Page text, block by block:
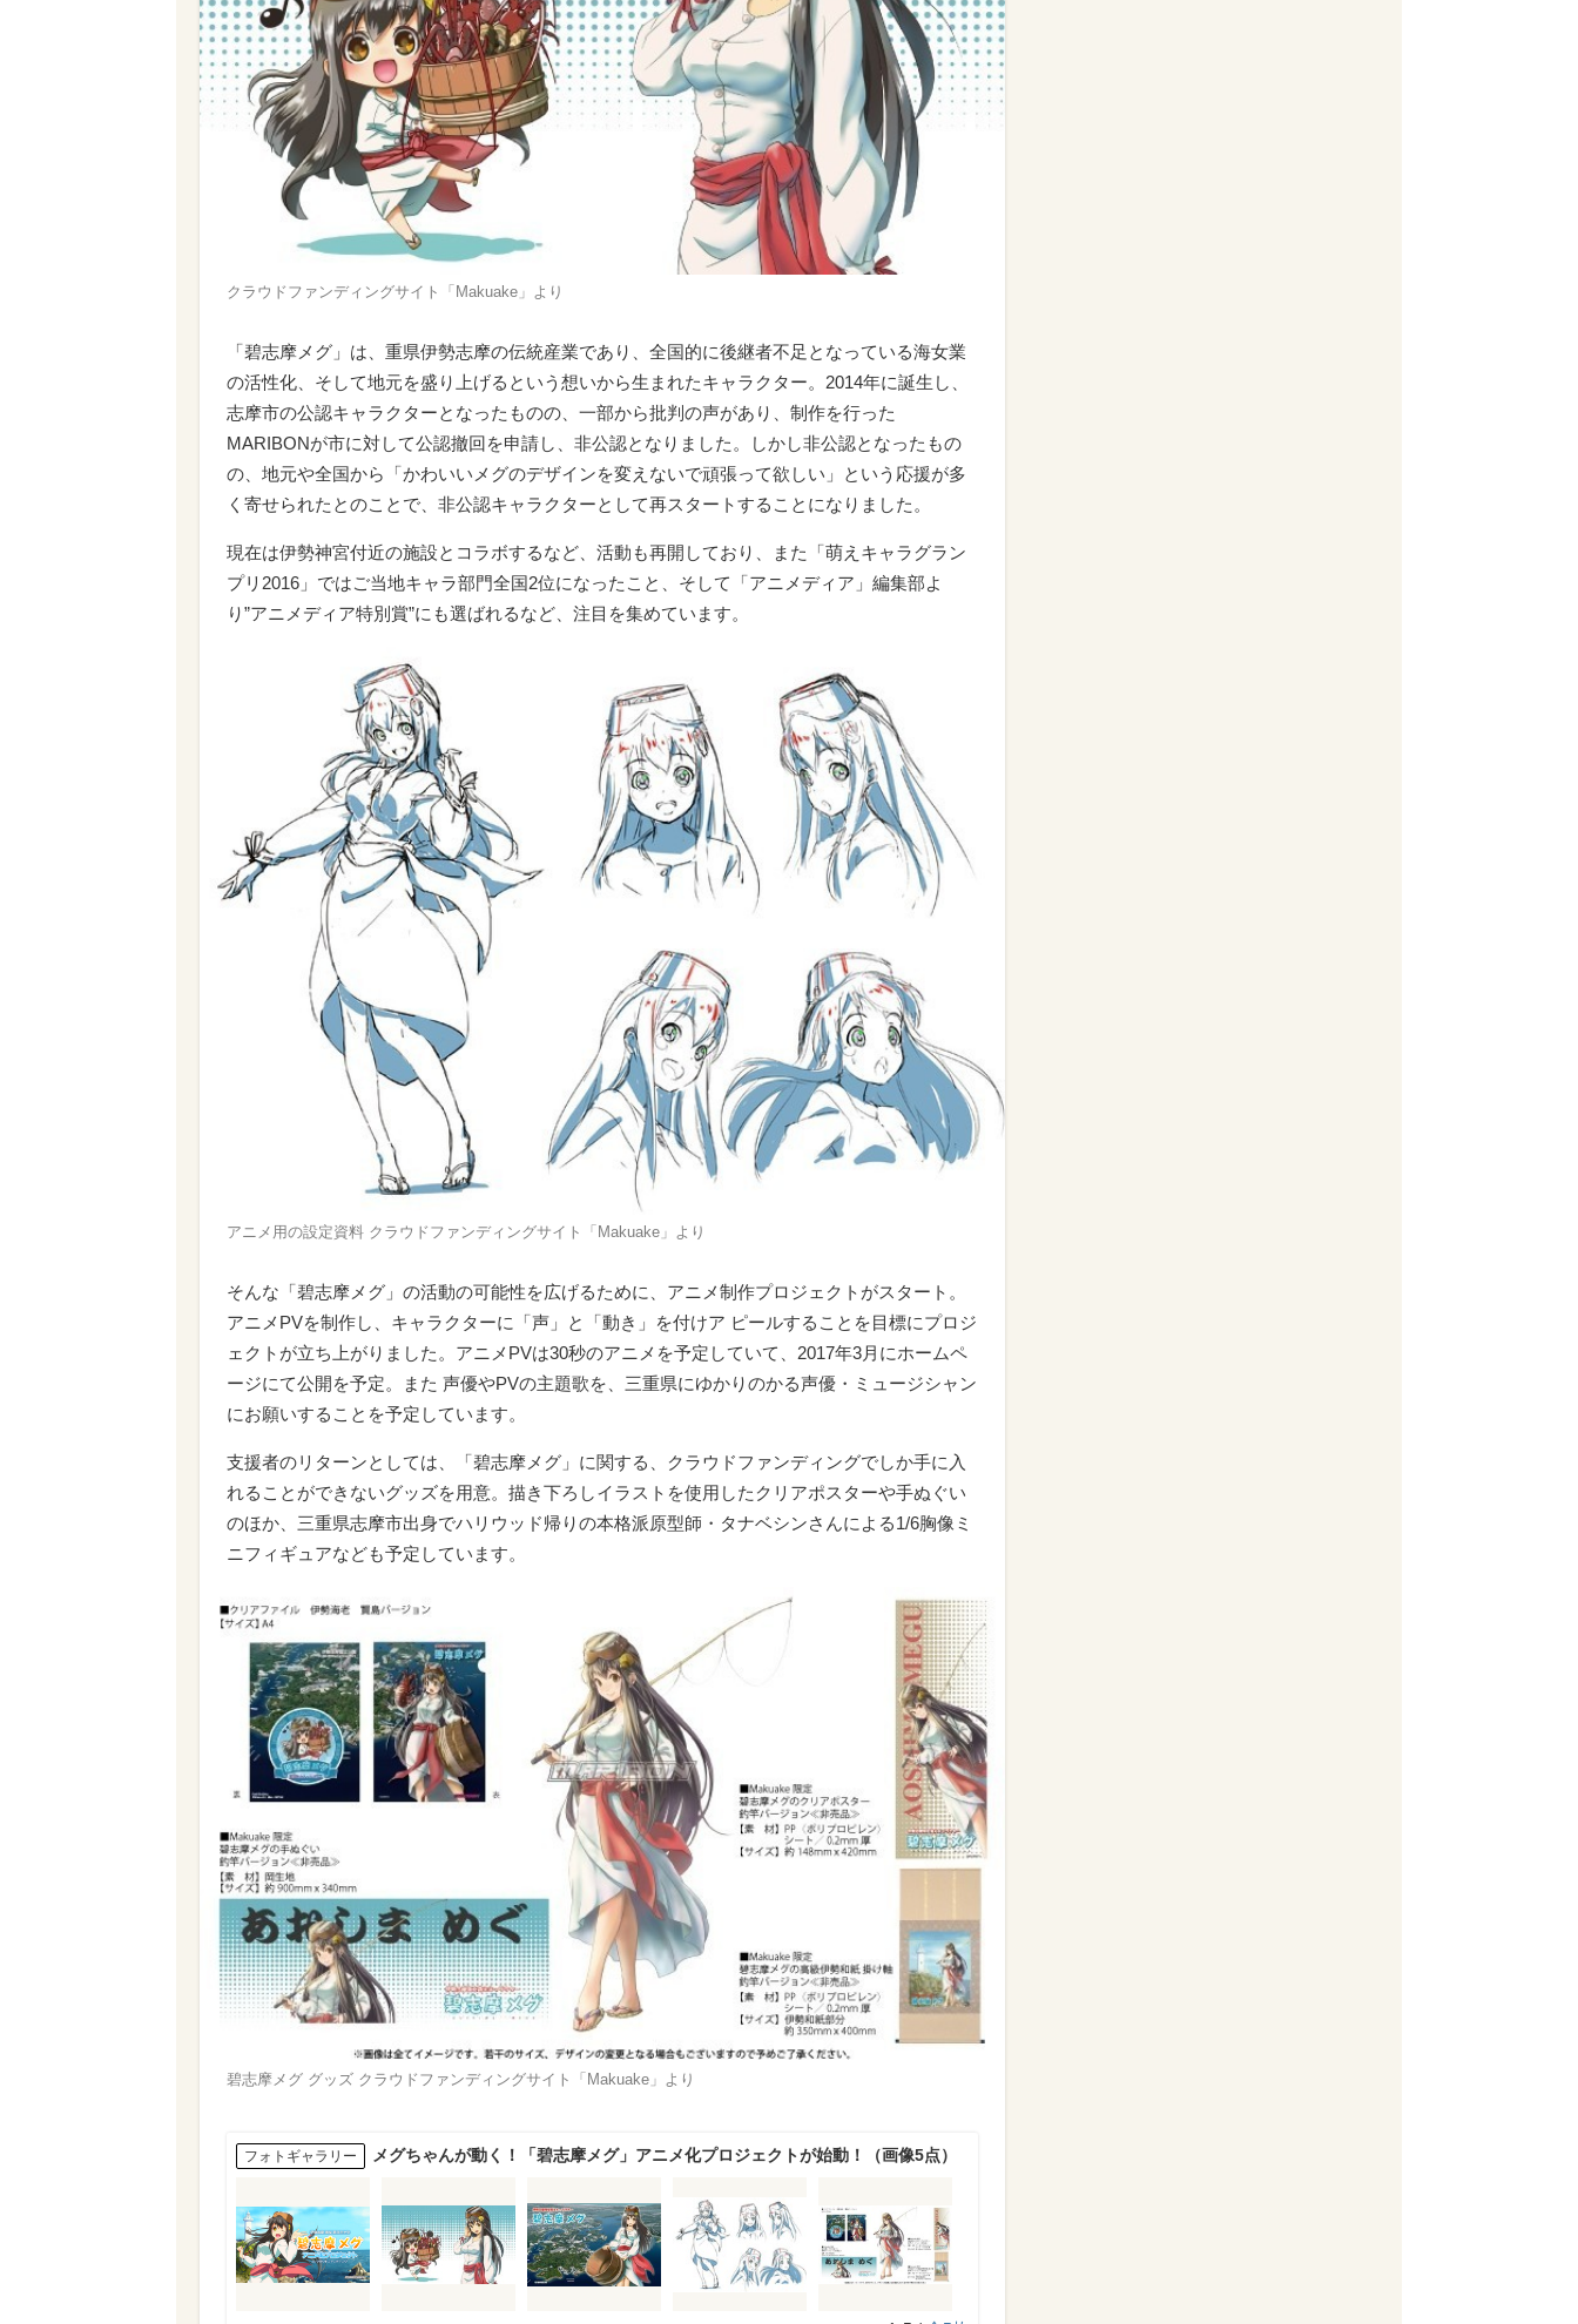
クラウドファンディングサイト「Makuake」より
「碧志摩メグ」は、重県伊勢志摩の伝統産業であり、全国的に後継者不足となっている海女業
の活性化、そして地元を盛り上げるという想いから生まれたキャラクター。2014年に誕生し、
志摩市の公認キャラクターとなったものの、一部から批判の声があり、制作を行った
MARIBONが市に対して公認撤回を申請し、非公認となりました。しかし非公認となったもの
の、地元や全国から「かわいいメグのデザインを変えないで頑張って欲しい」という応援が多
く寄せられたとのことで、非公認キャラクターとして再スタートすることになりました。
現在は伊勢神宮付近の施設とコラボするなど、活動も再開しており、また「萌えキャラグラン
プリ2016」ではご当地キャラ部門全国2位になったこと、そして「アニメディア」編集部よ
り”アニメディア特別賞”にも選ばれるなど、注目を集めています。
アニメ用の設定資料 クラウドファンディングサイト「Makuake」より
そんな「碧志摩メグ」の活動の可能性を広げるために、アニメ制作プロジェクトがスタート。
アニメPVを制作し、キャラクターに「声」と「動き」を付けア ピールすることを目標にプロジ
ェクトが立ち上がりました。アニメPVは30秒のアニメを予定していて、2017年3月にホームペ
ージにて公開を予定。また 声優やPVの主題歌を、三重県にゆかりのかる声優・ミュージシャン
にお願いすることを予定しています。
支援者のリターンとしては、「碧志摩メグ」に関する、クラウドファンディングでしか手に入
れることができないグッズを用意。描き下ろしイラストを使用したクリアポスターや手ぬぐい
のほか、三重県志摩市出身でハリウッド帰りの本格派原型師・タナベシンさんによる1/6胸像ミ
ニフィギュアなども予定しています。
碧志摩メグ グッズ クラウドファンディングサイト「Makuake」より
フォトギャラリー メグちゃんが動く！「碧志摩メグ」アニメ化プロジェクトが始動！（画像5点）